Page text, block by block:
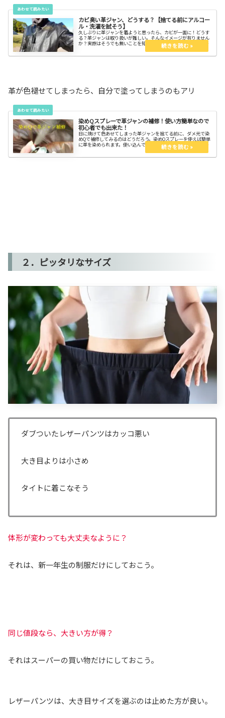
カビ臭い革ジャン、どうする？【捨てる前にアルコー
ル・洗濯を試そう】
久しぶりに革ジャンを着ようと思ったら、カビが一面に！どうす
る？革ジャンは取り扱いが難しい。そんなイメージが有りません
か？実際はそうでも無いことを知ってスッキリしよう。洗濯機も
あり。ちょっとした注意をするだけで、何十年と経年変化を楽し
める。
革が色褪せてしまったら、自分で塗ってしまうのもアリ
染めQスプレーで革ジャンの補修！使い方簡単なので
初心者でも出来た！
日に焼けて色あせてしまった革ジャンを捨てる前に、ダメ元で染
めQで補修してみるのはどうだろう。染めQスプレーを使えば簡単
に革を染められます。使い込んで体に馴染んだ革ジャンを捨てる
のは勿体ない。好きな色に染めてリユースしよう。苦楽を共にし
２．ピッタリなサイズ
ダブついたレザーパンツはカッコ悪い
大き目よりは小さめ
タイトに着こなそう
体形が変わっても大丈夫なように？
それは、新一年生の制服だけにしておこう。
同じ値段なら、大きい方が得？
それはスーパーの買い物だけにしておこう。
レザーパンツは、大き目サイズを選ぶのは止めた方が良い。